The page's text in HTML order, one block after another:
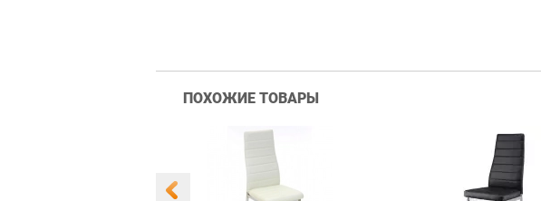
ПОХОЖИЕ ТОВАРЫ